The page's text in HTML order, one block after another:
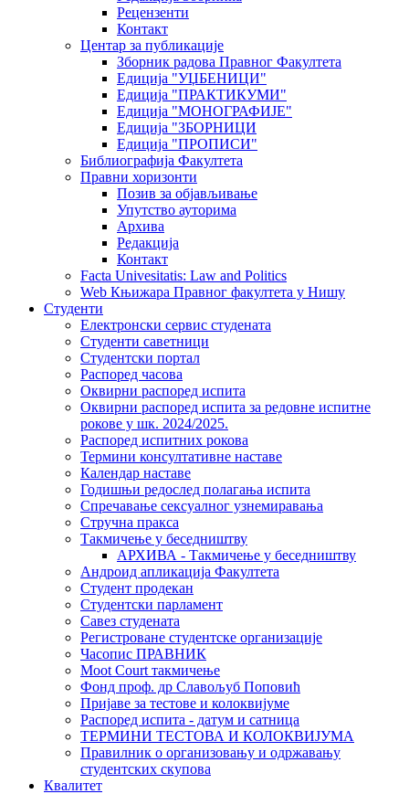
Рецензенти
Контакт
Центар за публикације
Зборник радова Правног Факултета
Едиција "УЏБЕНИЦИ"
Едиција "ПРАКТИКУМИ"
Едиција "МОНОГРАФИЈЕ"
Едиција "ЗБОРНИЦИ
Едиција "ПРОПИСИ"
Библиографија Факултета
Правни хоризонти
Позив за објављивање
Упутство ауторима
Архива
Редакција
Контакт
Facta Univesitatis: Law and Politics
Web Књижара Правног факултета у Нишу
Студенти
Електронски сервис студената
Студенти саветници
Студентски портал
Распоред часова
Оквирни распоред испита
Оквирни распоред испита за редовне испитне
рокове у шк. 2024/2025.
Распоред испитних рокова
Термини консултативне наставе
Календар наставе
Годишњи редослед полагања испита
Спречавање сексуалног узнемиравања
Стручна пракса
Такмичење у беседништву
АРХИВА - Такмичење у беседништву
Андроид апликација Факултета
Студент продекан
Студентски парламент
Савез студената
Регистроване студентске организације
Часопис ПРАВНИК
Moot Court такмичење
Фонд проф. др Славољуб Поповић
Пријаве за тестове и колоквијуме
Распоред испита - датум и сатница
ТЕРМИНИ ТЕСТОВА И КОЛОКВИЈУМА
Правилник о организовању и одржавању
студентских скупова
Квалитет